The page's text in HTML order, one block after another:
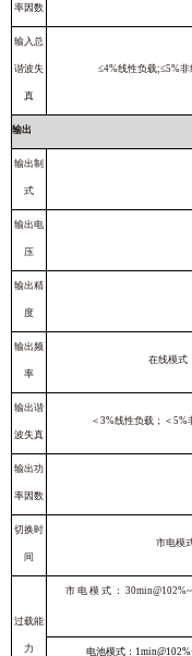
率因数
输入总
谐波失
真
≤4%线性负载;≤5%非
输出
输出制
式
输出电
压
输出精
度
输出频
率
在线模式
输出谐
波失真
＜3%线性负载；＜5%
输出功
率因数
切换时
间
市电模
过载能
力
市 电 模 式 ：
电池模式：